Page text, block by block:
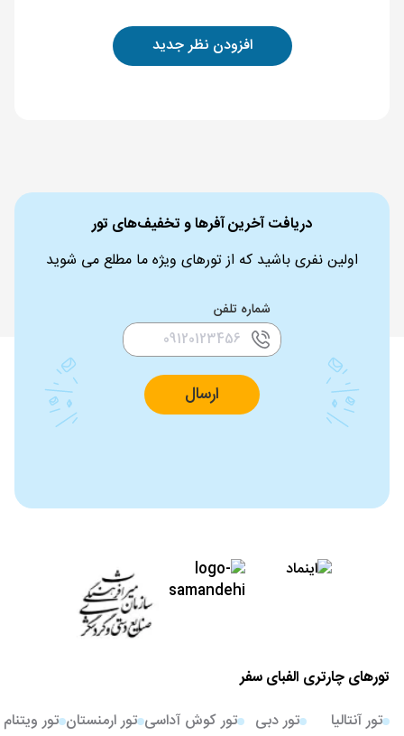
افزودن نظر جدید
دریافت آخرین آفرها و تخفیف‌های تور
اولین نفری باشید که از تورهای ویژه ما مطلع می شوید
شماره تلفن
ارسال
تورهای چارتری الفبای سفر
تور آنتالیا
تور دبی
تور کوش آداسی تور ارمنستان تور ویتنام